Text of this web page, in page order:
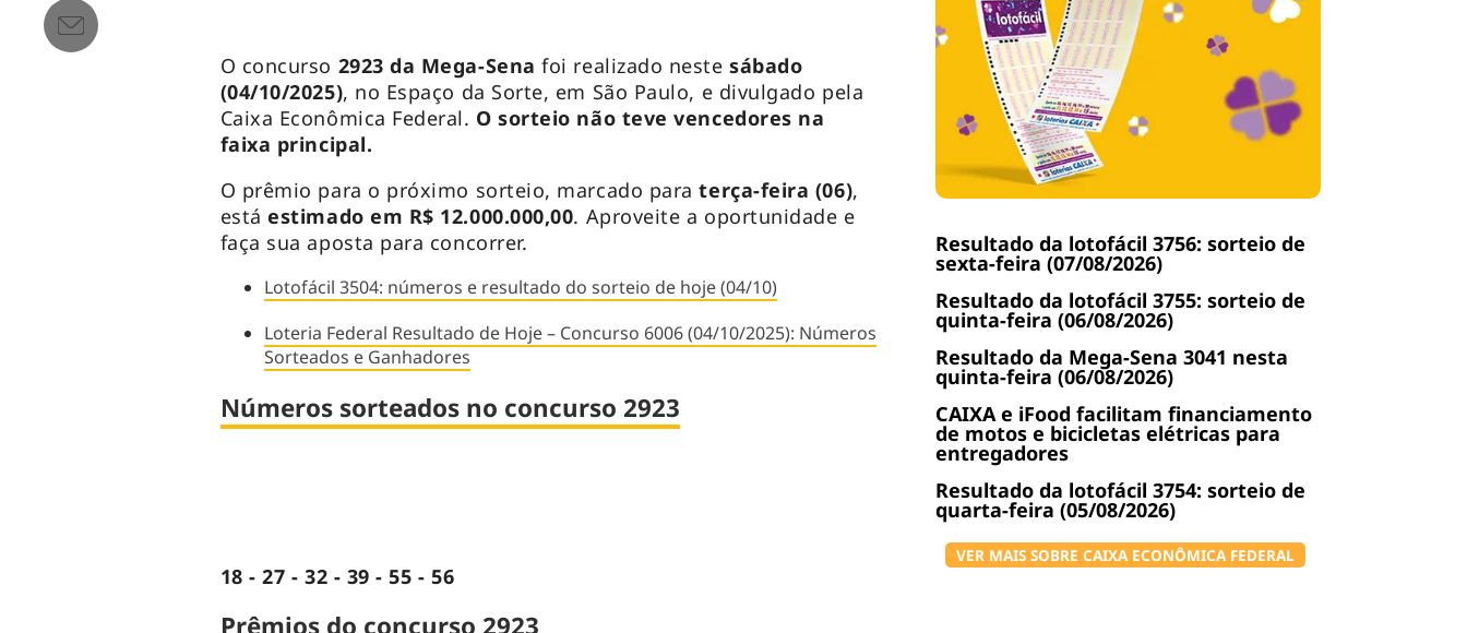
Resultado da lotofácil 3756: sorteio de
sexta-feira (07/08/2026)
Resultado da lotofácil 3755: sorteio de
quinta-feira (06/08/2026)
Resultado da Mega-Sena 3041 nesta
quinta-feira (06/08/2026)
CAIXA e iFood facilitam financiamento
de motos e bicicletas elétricas para
entregadores
Resultado da lotofácil 3754: sorteio de
quarta-feira (05/08/2026)
VER MAIS SOBRE CAIXA ECONÔMICA FEDERAL
O concurso 2923 da Mega-Sena foi realizado nestesábado
(04/10/2025), no Espaço da Sorte, em São Paulo, e divulgado pela
Caixa Econômica Federal. O sorteio não teve vencedores na
faixa principal.
O prêmio para o próximo sorteio, marcado paraterça-feira (06),
estáestimado em R$ 12.000.000,00. Aproveite a oportunidade e
faça sua aposta para concorrer.
Lotofácil 3504: números e resultado do sorteio de hoje (04/10)
Loteria Federal Resultado de Hoje – Concurso 6006 (04/10/2025): Números
Sorteados e Ganhadores
Números sorteados no concurso 2923
18 - 27 - 32 - 39 - 55 - 56